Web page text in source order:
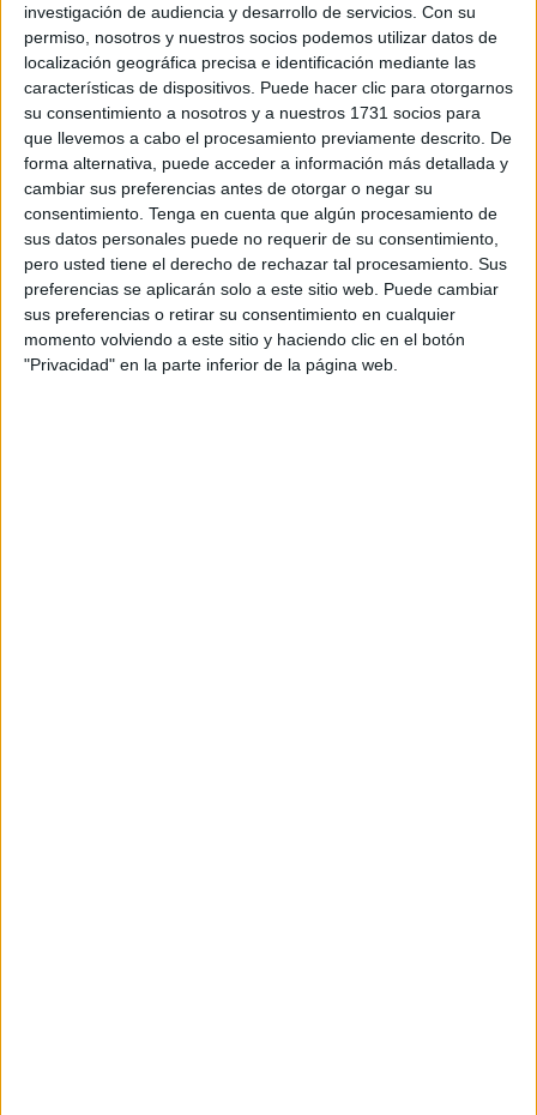
investigación de audiencia y desarrollo de servicios. Con su
permiso, nosotros y nuestros socios podemos utilizar datos de
localización geográfica precisa e identificación mediante las
características de dispositivos. Puede hacer clic para otorgarnos
su consentimiento a nosotros y a nuestros 1731 socios para
que llevemos a cabo el procesamiento previamente descrito. De
forma alternativa, puede acceder a información más detallada y
cambiar sus preferencias antes de otorgar o negar su
consentimiento. Tenga en cuenta que algún procesamiento de
sus datos personales puede no requerir de su consentimiento,
pero usted tiene el derecho de rechazar tal procesamiento. Sus
preferencias se aplicarán solo a este sitio web. Puede cambiar
sus preferencias o retirar su consentimiento en cualquier
momento volviendo a este sitio y haciendo clic en el botón
"Privacidad" en la parte inferior de la página web.
brotes a fecha de ayer, entre los que destaca que la
mayoría son familiares y uno penitenciario.
Losbrotesde covid detectados hasta el cierre de su
último análisis contabiliza, dentro de esos 109 focos: 12
laborales, 58 familiares, 16 familiar-laboral, cinco sociales,
cuatro familiar-social, 10 familiar-escolar, tres laboral-
escolar y, por último, un penitenciario.
El área que encabeza Domínguezeleva la cifra de
pacientes covid en el Hospital Universitario de nueve a
diezdespués de un nuevo ingreso en Observación. Del
total dehospitalizados, seis se encuentran en planta, tres